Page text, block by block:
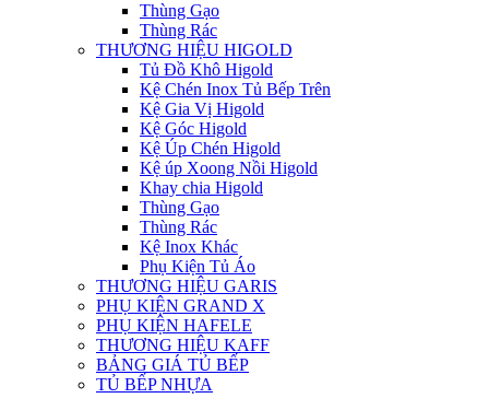
Thùng Gạo
Thùng Rác
THƯƠNG HIỆU HIGOLD
Tủ Đồ Khô Higold
Kệ Chén Inox Tủ Bếp Trên
Kệ Gia Vị Higold
Kệ Góc Higold
Kệ Úp Chén Higold
Kệ úp Xoong Nồi Higold
Khay chia Higold
Thùng Gạo
Thùng Rác
Kệ Inox Khác
Phụ Kiện Tủ Áo
THƯƠNG HIỆU GARIS
PHỤ KIỆN GRAND X
PHỤ KIỆN HAFELE
THƯƠNG HIỆU KAFF
BẢNG GIÁ TỦ BẾP
TỦ BẾP NHỰA